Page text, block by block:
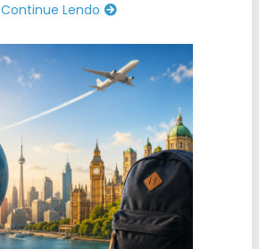
Continue Lendo